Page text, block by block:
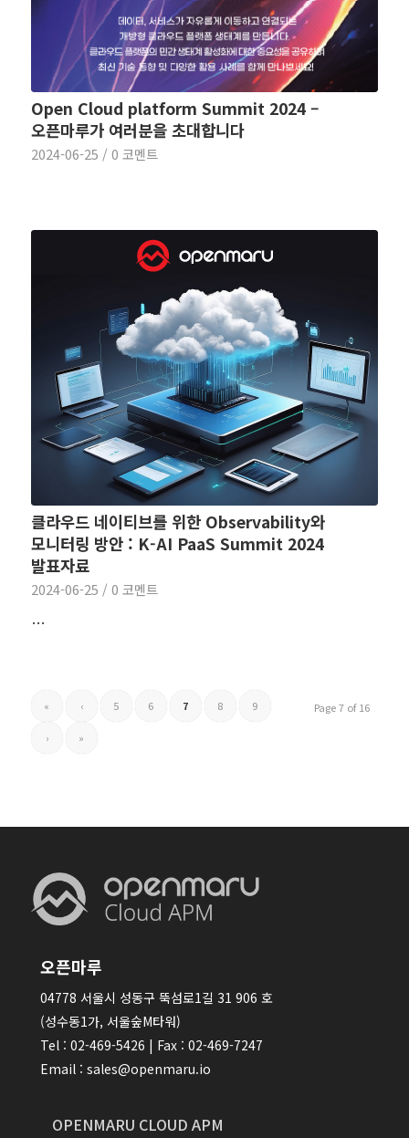
Open Cloud platform Summit 2024 –
오픈마루가 여러분을 초대합니다
2024-06-25 / 0 코멘트
클라우드 네이티브를 위한 Observability와
모니터링 방안 : K-AI PaaS Summit 2024
발표자료
2024-06-25 / 0 코멘트
…
Page 7 of 16
« ‹ 5 6 7 8 9
› »
오픈마루
04778 서울시 성동구 뚝섬로1길 31 906 호
(성수동1가, 서울숲M타워)
Tel : 02-469-5426 | Fax : 02-469-7247
Email : sales@openmaru.io
OPENMARU CLOUD APM